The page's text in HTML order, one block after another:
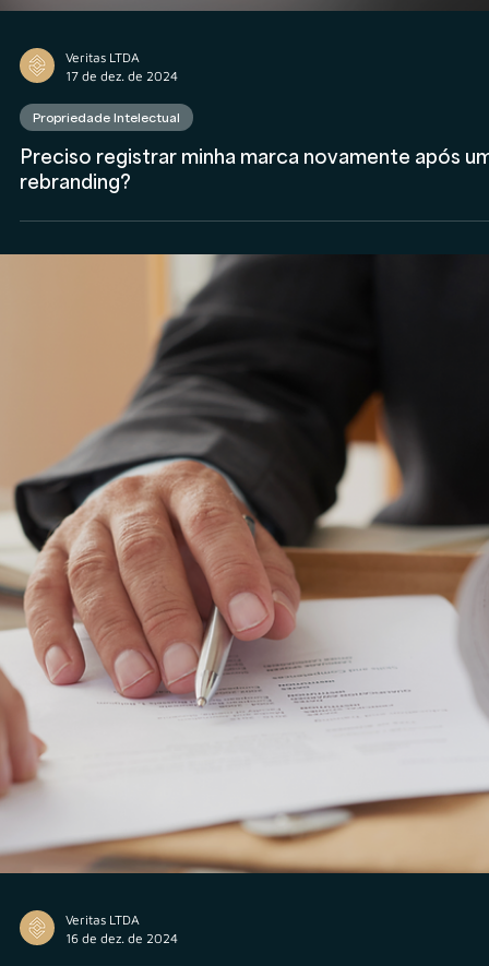
17 de dez. de 2024
Propriedade Intelectual
Preciso registrar minha marca novamente após
rebranding?